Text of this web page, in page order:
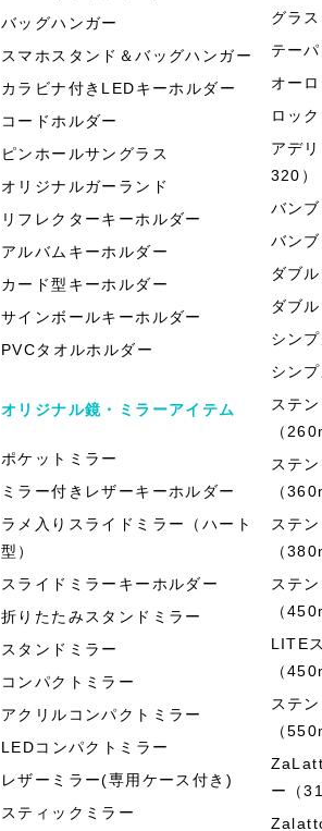
バッグハンガー
スマホスタンド＆バッグハンガー
カラビナ付きLEDキーホルダー
コードホルダー
ピンホールサングラス
オリジナルガーランド
リフレクターキーホルダー
アルバムキーホルダー
カード型キーホルダー
サインボールキーホルダー
PVCタオルホルダー
オリジナル鏡・ミラーアイテム
ポケットミラー
ミラー付きレザーキーホルダー
ラメ入りスライドミラー（ハート
型）
スライドミラーキーホルダー
折りたたみスタンドミラー
スタンドミラー
コンパクトミラー
アクリルコンパクトミラー
LEDコンパクトミラー
レザーミラー(専用ケース付き)
スティックミラー
グラ
テー
オー
ロッ
アデ
320）
バン
バン
ダブ
ダブ
シン
シン
ステ
（
ステ
（
ステ
（
ステ
（
LITE
（
ステ
（
ー（